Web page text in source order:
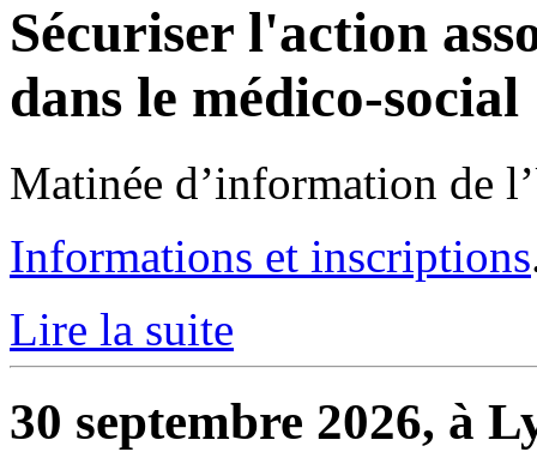
Sécuriser l'action
dans le médico-social
Matinée d’information de
Informations et inscriptions
Lire la suite
30 septembre 2026, à